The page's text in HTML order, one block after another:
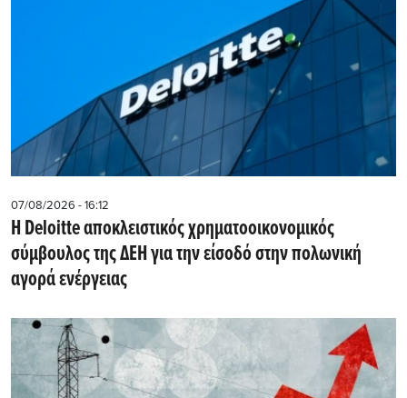
07/08/2026 - 16:12
Η Deloitte αποκλειστικός χρηματοοικονομικός
σύμβουλος της ΔΕΗ για την είσοδό στην πολωνική
αγορά ενέργειας